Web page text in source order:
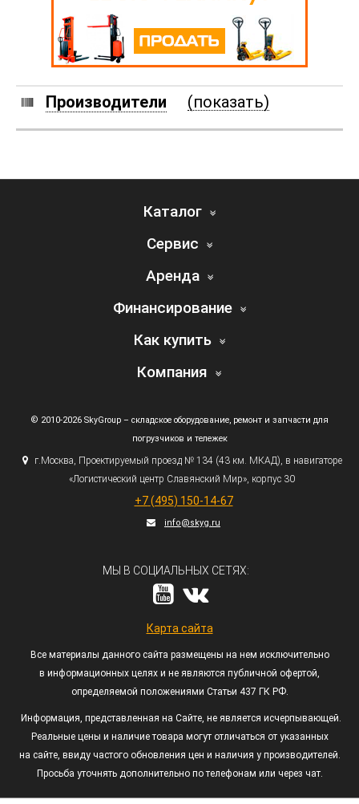
Производители (показать)
Каталог
Сервис
Аренда
Финансирование
Как купить
Компания
© 2010-2026 SkyGroup – складское оборудование, ремонт и запчасти для
погрузчиков и тележек
г.Москва, Проектируемый проезд № 134 (43км. МКАД), в навигаторе
«Логистический центр Славянский Мир», корпус 30
+7 (495) 150-14-67
info@skyg.ru
МЫ В СОЦИАЛЬНЫХ СЕТЯХ:
Карта сайта
Все материалы данного сайта размещены на нем исключительно
в информационных целях и не являются публичной офертой,
определяемой положениями Статьи 437 ГК РФ.
Информация, представленная на Сайте, не является исчерпывающей.
Реальные цены и наличие товара могут отличаться от указанных
на сайте, ввиду частого обновления цен и наличия у производителей.
Просьба уточнять дополнительно по телефонам или через чат.